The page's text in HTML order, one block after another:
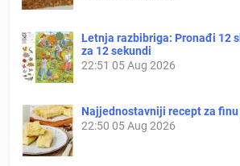
Letnja razbibriga: Pronađi 12
za 12 sekundi
22:51 05 Aug 2026
Najjednostavniji recept za
22:50 05 Aug 2026